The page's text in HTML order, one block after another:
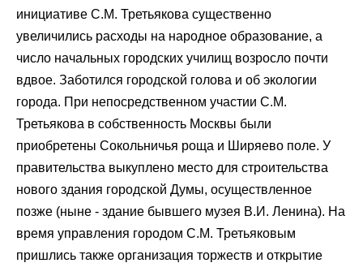
инициативе С.М. Третьякова существенно
увеличились расходы на народное образование, а
число начальных городских училищ возросло почти
вдвое. Заботился городской голова и об экологии
города. При непосредственном участии С.М.
Третьякова в собственность Москвы были
приобретены Сокольничья роща и Ширяево поле. У
правительства выкуплено место для строительства
нового здания городской Думы, осуществленное
позже (ныне - здание бывшего музея В.И. Ленина). На
время управления городом С.М. Третьяковым
пришлись также организация торжеств и открытие